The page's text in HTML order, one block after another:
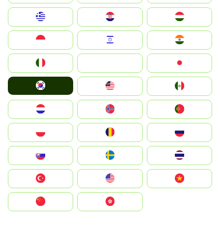
Magyarország
South Korea
United States
中國香港特別行政區